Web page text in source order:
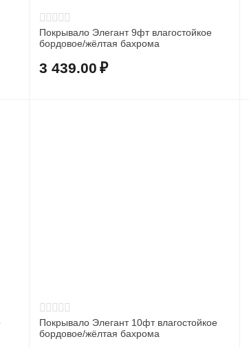
Покрывало Элегант 9фт влагостойкое
бордовое/жёлтая бахрома
3 439.00 ₽
Покрывало Элегант 10фт влагостойкое
бордовое/жёлтая бахрома